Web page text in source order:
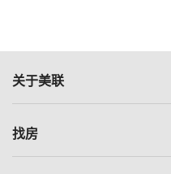
关于美联
美联集团
找房